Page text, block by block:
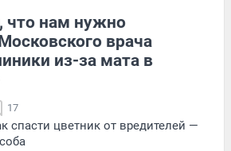
что нам нужно
врача
из-за мата в
17
спасти цветник от вредителей —